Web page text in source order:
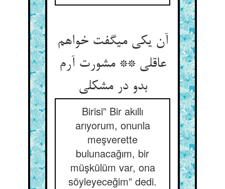
آن یکی می‏گفت خواهم
عاقلی ** مشورت آرم
بدو در مشکلی‏
Birisi” Bir akıllı
arıyorum, onunla
meşverette
bulunacağım, bir
müşkülüm var, ona
söyleyeceğim” dedi.